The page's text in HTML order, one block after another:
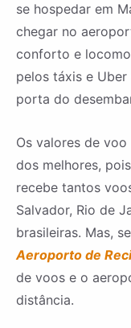
se hospedar em
chegar no
conforto e
pelos táxis e
porta do
Os valores de
dos melhores,
recebe tantos
Salvador, Rio de
brasileiras. Mas,
Aeroporto de
de voos e o
distância.